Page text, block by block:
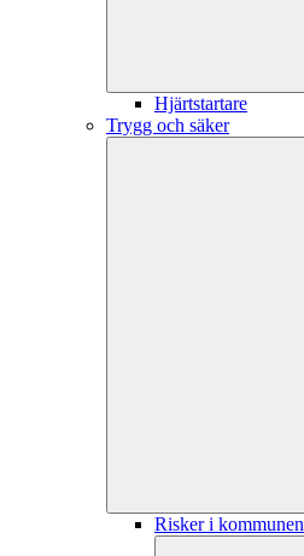
Hjärtstartare
Trygg och säker
Risker i kommunen